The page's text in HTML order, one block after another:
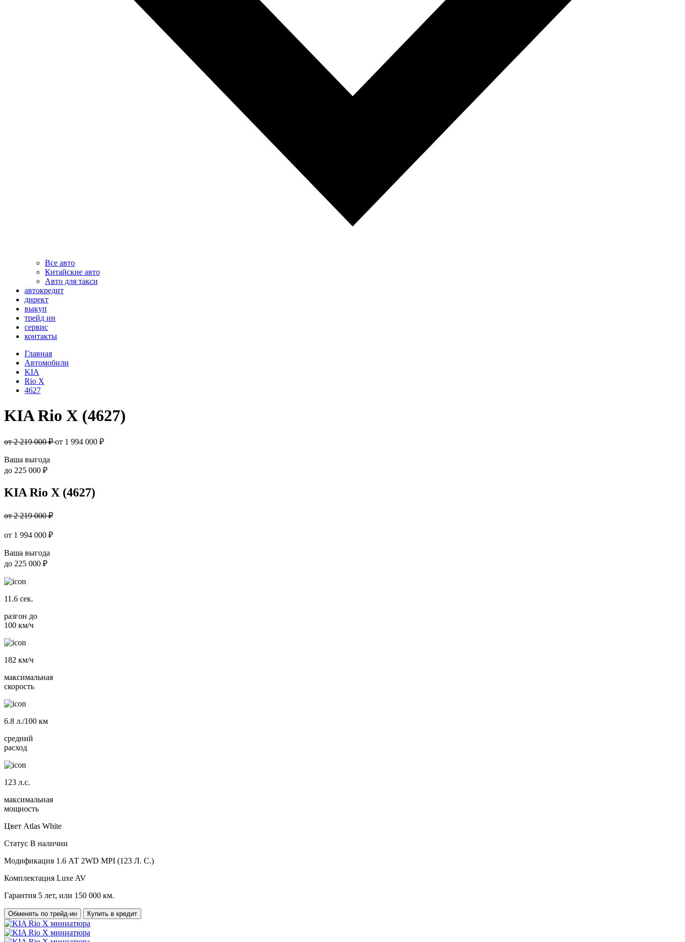
Все авто
Китайские авто
Авто для такси
автокредит
директ
выкуп
трейд ин
сервис
контакты
Главная
Автомобили
KIA
Rio X
4627
KIA Rio X (4627)
от 2 219 000 ₽от 1 994 000 ₽
Ваша выгода
до 225 000 ₽
KIA Rio X (4627)
от 2 219 000 ₽
от 1 994 000 ₽
Ваша выгода
до 225 000 ₽
11.6 сек.
разгон до
100 км/ч
182 км/ч
максимальная
скорость
6.8 л./100 км
средний
расход
123 л.с.
максимальная
мощность
Цвет Atlas White
Статус В наличии
Модификация 1.6 АТ 2WD MPI (123 Л. C.)
Комплектация Luxe AV
Гарантия 5 лет, или 150 000 км.
Обменять по трейд-ин Купить в кредит